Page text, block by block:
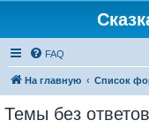
FAQ
На главную Список
Темы без ответов